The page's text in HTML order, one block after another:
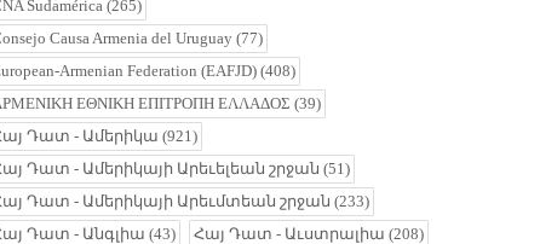
Sudamérica (265)
Causa Armenia del Uruguay (77)
Armenian Federation (EAFJD) (408)
ΕΘΝΙΚΗ ΕΠΙΤΡΟΠΗ ΕΛΛΑΔΟΣ (39)
Դատ - Ամերիկա (921)
Դատ - Ամերիկայի Արեւելեան շրջան (51)
Դատ - Ամերիկայի Արեւմտեան շրջան (233)
Դատ - Անգլիա (43) Հայ Դատ - Աւստրալիա (208)